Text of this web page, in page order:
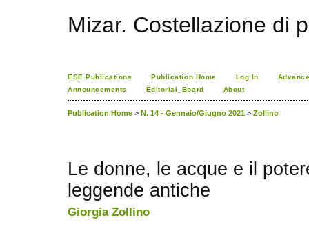
Mizar. Costellazione di
ESE Publications Publication Home Log In
Announcements
Editorial_Board About
Publication Home > N. 14 - Gennaio/Giugno 2021 > Zollino
Le donne, le acque e il
leggende antiche
Giorgia Zollino